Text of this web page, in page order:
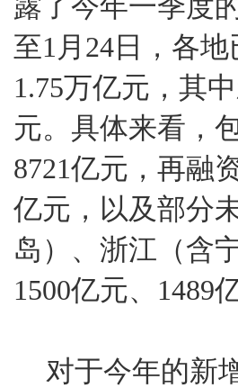
至1月24日，各
1.75万亿元，其
元。具体来看，
8721亿元，再融
亿元，以及部分
岛）、浙江（含
1500亿元、1489
对于今年的新